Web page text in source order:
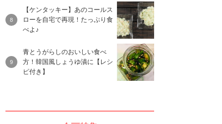
【ケンタッキー】あのコールス
ローを自宅で再現！たっぷり食
べよ♪
青とうがらしのおいしい食べ
方！韓国風しょうゆ漬に【レシ
ピ付き】